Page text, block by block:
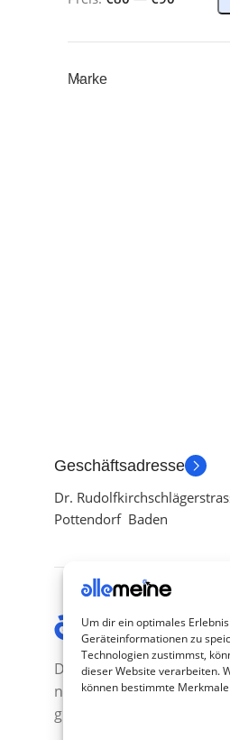
Um dir ein optimales
Geräteinformationen zu
Technologien zustimmst,
dieser Website verarbeiten.
können bestimmte
Marke
Geschäftsadresse
Dr.
Pottendorf Baden
Die Produkte, die Sie
nicht erreichen können,
gleichzeitig mit der Welt